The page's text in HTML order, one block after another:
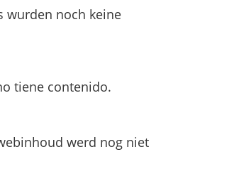
wurden noch keine
tiene contenido.
werd nog niet